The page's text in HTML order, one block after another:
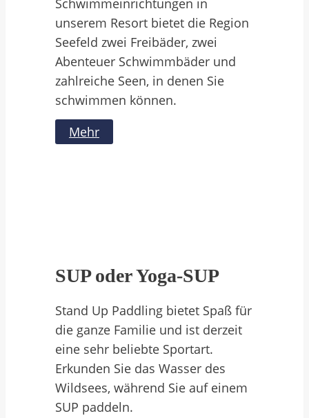
unserem Resort bietet die Region
Seefeld zwei Freibäder, zwei
Abenteuer Schwimmbäder und
zahlreiche Seen, in denen Sie
schwimmen können.
Mehr
SUP oder Yoga-SUP
Stand Up Paddling bietet Spaß für
die ganze Familie und ist derzeit
eine sehr beliebte Sportart.
Erkunden Sie das Wasser des
Wildsees, während Sie auf einem
SUP paddeln.